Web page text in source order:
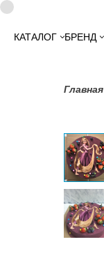
КАТАЛОГ БРЕНД
Главная